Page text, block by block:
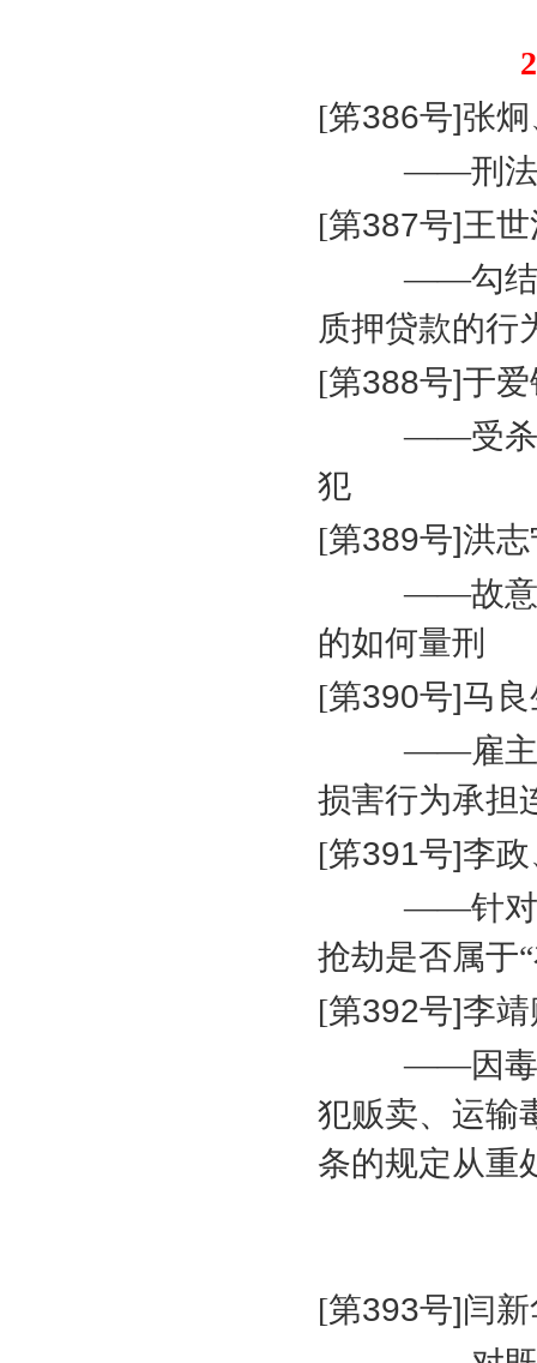
[笫386号]张
——刑法
[第387号]王
——勾结
质押贷款的行
[第388号]于
——受杀
犯
[第389号]洪
——故意
的如何量刑
[第390号]马
——雇主
损害行为承担
[笫391号]李
——针对
抢劫是否属于
[第392号]李
——因毒
犯贩卖、运输
条的规定从重
[第393号]闫